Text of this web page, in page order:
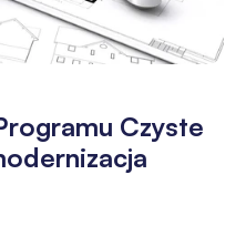
Czyste